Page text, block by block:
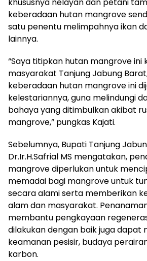
khususnya nelayan dan petani
keberadaan hutan mangrove
satu penentu melimpahnya ikan
lainnya.
“Saya titipkan hutan mangrove ini
masyarakat Tanjung Jabung
keberadaan hutan mangrove ini
kelestariannya, guna melindungi
bahaya yang ditimbulkan akibat
mangrove,” pungkas Kajati.
Sebelumnya, Bupati Tanjung
Dr.Ir.H.Safrial MS mengatakan,
mangrove diperlukan untuk
memadai bagi mangrove untuk
secara alami serta memberikan
alam dan masyarakat.
membantu pengkayaan
dilakukan dengan baik juga dapat
keamanan pesisir, budaya
karbon.